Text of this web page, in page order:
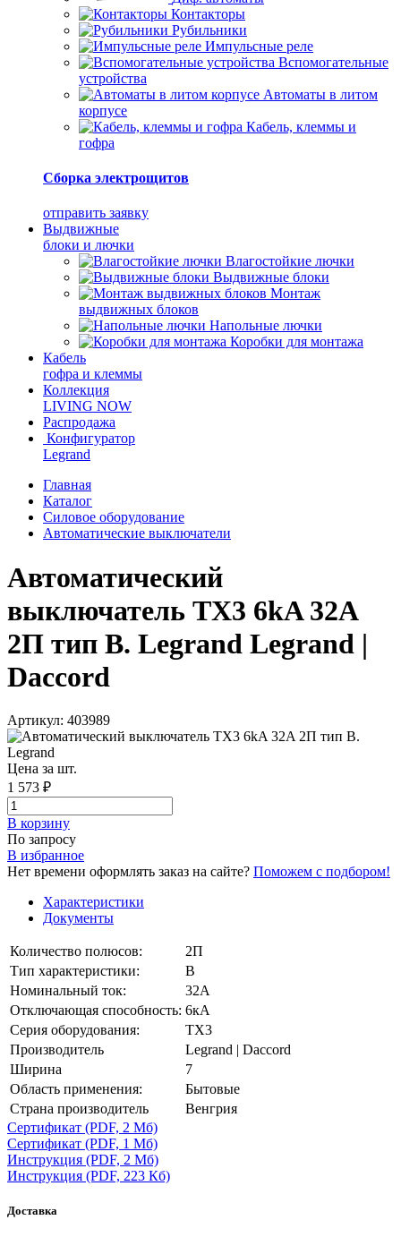
Контакторы
Рубильники
Импульсные реле
Вспомогательные
устройства
Автоматы в литом
корпусе
Кабель, клеммы и
гофра
Сборка электрощитов
отправить заявку
Выдвижные
блоки и лючки
Влагостойкие лючки
Выдвижные блоки
Монтаж
выдвижных блоков
Напольные лючки
Коробки для монтажа
Кабель
гофра и клеммы
Коллекция
LIVING NOW
Распродажа
Конфигуратор
Legrand
Главная
Каталог
Силовое оборудование
Автоматические выключатели
Автоматический
выключатель TX3 6kA 32A
2П тип В. Legrand Legrand |
Daccord
Артикул: 403989
Цена за шт.
1 573 ₽
В корзинy
По запросу
В избранное
Нет времени оформлять заказ на сайте? Поможем с подбором!
Характеристики
Документы
Количество полюсов:
2П
Тип характеристики:
B
Номинальный ток:
32А
Отключающая способность: 6кА
Серия оборудования:
TX3
Производитель
Legrand | Daccord
Ширина
7
Область применения:
Бытовые
Страна производитель
Венгрия
Сертификат (PDF, 2 Мб)
Сертификат (PDF, 1 Мб)
Инструкция (PDF, 2 Мб)
Инструкция (PDF, 223 Кб)
Доставка